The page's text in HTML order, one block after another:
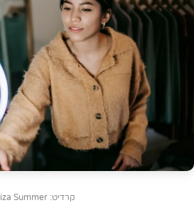
קרדיט: Liza Summer